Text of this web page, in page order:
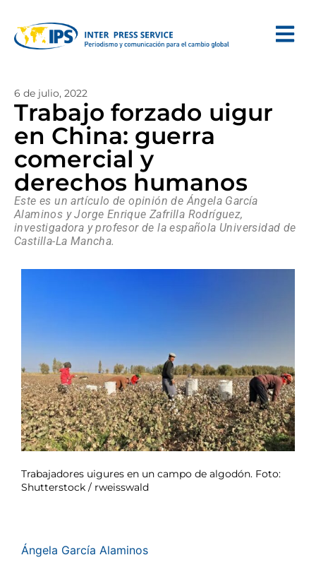
6 de julio, 2022
Trabajo forzado uigur
en China: guerra
comercial y
derechos humanos
Este es un artículo de opinión de Ángela García
Alaminos y Jorge Enrique Zafrilla Rodríguez,
investigadora y profesor de la española Universidad de
Castilla-La Mancha.
Trabajadores uigures en un campo de algodón. Foto:
Shutterstock / rweisswald
Ángela García Alaminos